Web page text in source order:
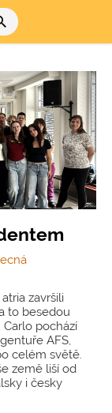
završili
to besedou
pochází
AFS,
celém světě.
země liší od
i česky